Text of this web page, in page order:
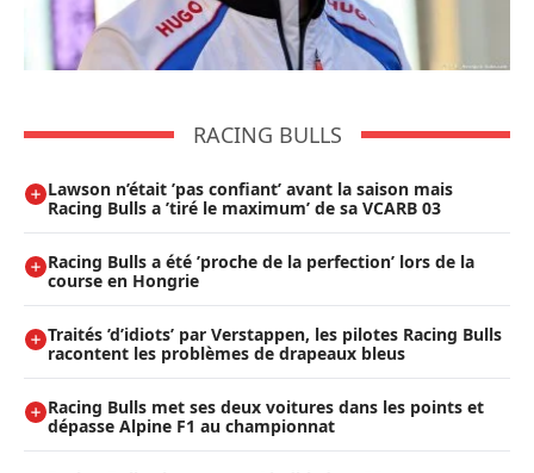
RACING BULLS
Lawson n’était ’pas confiant’ avant la saison mais
Racing Bulls a ’tiré le maximum’ de sa VCARB 03
Racing Bulls a été ’proche de la perfection’ lors de la
course en Hongrie
Traités ’d’idiots’ par Verstappen, les pilotes Racing Bulls
racontent les problèmes de drapeaux bleus
Racing Bulls met ses deux voitures dans les points et
dépasse Alpine F1 au championnat